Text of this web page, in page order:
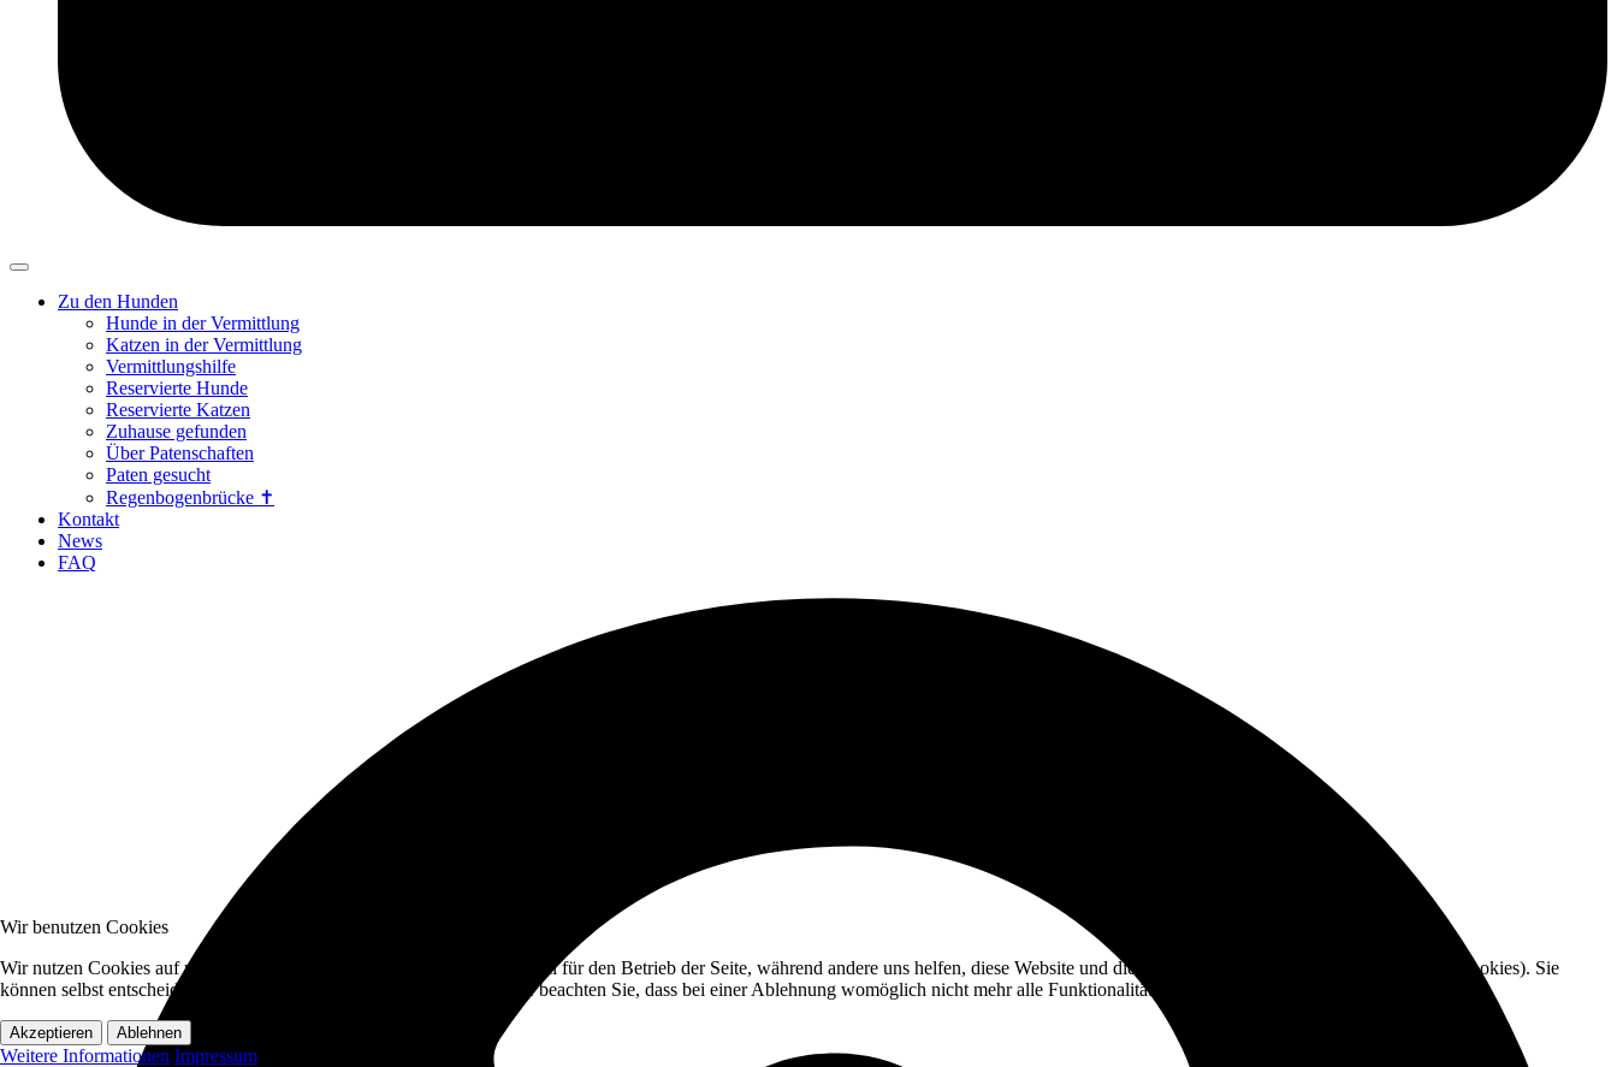
Zu den Hunden
Hunde in der Vermittlung
Katzen in der Vermittlung
Vermittlungshilfe
Reservierte Hunde
Reservierte Katzen
Zuhause gefunden
Über Patenschaften
Paten gesucht
Regenbogenbrücke ✝
Kontakt
News
FAQ
Wir benutzen Cookies
Wir nutzen Cookies auf unserer Website. Einige von ihnen sind essenziell für den Betrieb der Seite, während andere uns helfen, diese Website und die Nutzererfahrung zu verbessern (Tracking Cookies). Sie
können selbst entscheiden, ob Sie die Cookies zulassen möchten. Bitte beachten Sie, dass bei einer Ablehnung womöglich nicht mehr alle Funktionalitäten der Seite zur Verfügung stehen.
Akzeptieren Ablehnen
Weitere Informationen Impressum